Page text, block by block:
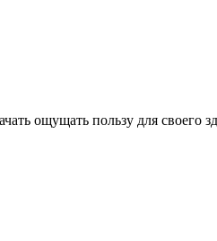
ощущать пользу для своего